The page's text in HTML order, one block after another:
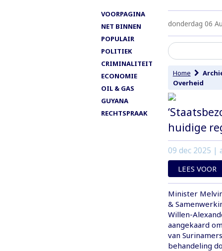
VOORPAGINA
NET BINNEN
POPULAIR
POLITIEK
CRIMINALITEIT
ECONOMIE
OIL & GAS
GUYANA
RECHTSPRAAK
donderdag 06
Home
Overheid
huidige
09 dec 2025 |
LEES VOOR
Minister
&
Willen-
aangekaard
van
behandeling